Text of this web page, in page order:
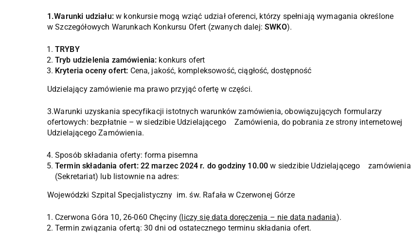
1.Warunki udziału:w konkursie mogą wziąć udział oferenci, którzy spełniają wymagania określone
w Szczegółowych Warunkach Konkursu Ofert (zwanych dalej:SWKO).
TRYBY
Tryb udzielenia zamówienia: konkurs ofert
Kryteria oceny ofert: Cena, jakość, kompleksowość, ciągłość, dostępność
Udzielający zamówienie ma prawo przyjąć ofertę w części.
3.Warunki uzyskania specyfikacji istotnych warunków zamówienia, obowiązujących formularzy
ofertowych: bezpłatnie – w siedzibie Udzielającego Zamówienia, do pobrania ze strony internetowej
Udzielającego Zamówienia.
Sposób składania oferty: forma pisemna
Termin składania ofert: 22 marzec 2024 r. do godziny 10.00 w siedzibie Udzielającego zamówienia
(Sekretariat) lub listownie na adres:
Wojewódzki Szpital Specjalistyczny im. św. Rafała w Czerwonej Górze
Czerwona Góra 10, 26-060 Chęciny (liczy się data doręczenia – nie data nadania).
Termin związania ofertą: 30 dni od ostatecznego terminu składania ofert.